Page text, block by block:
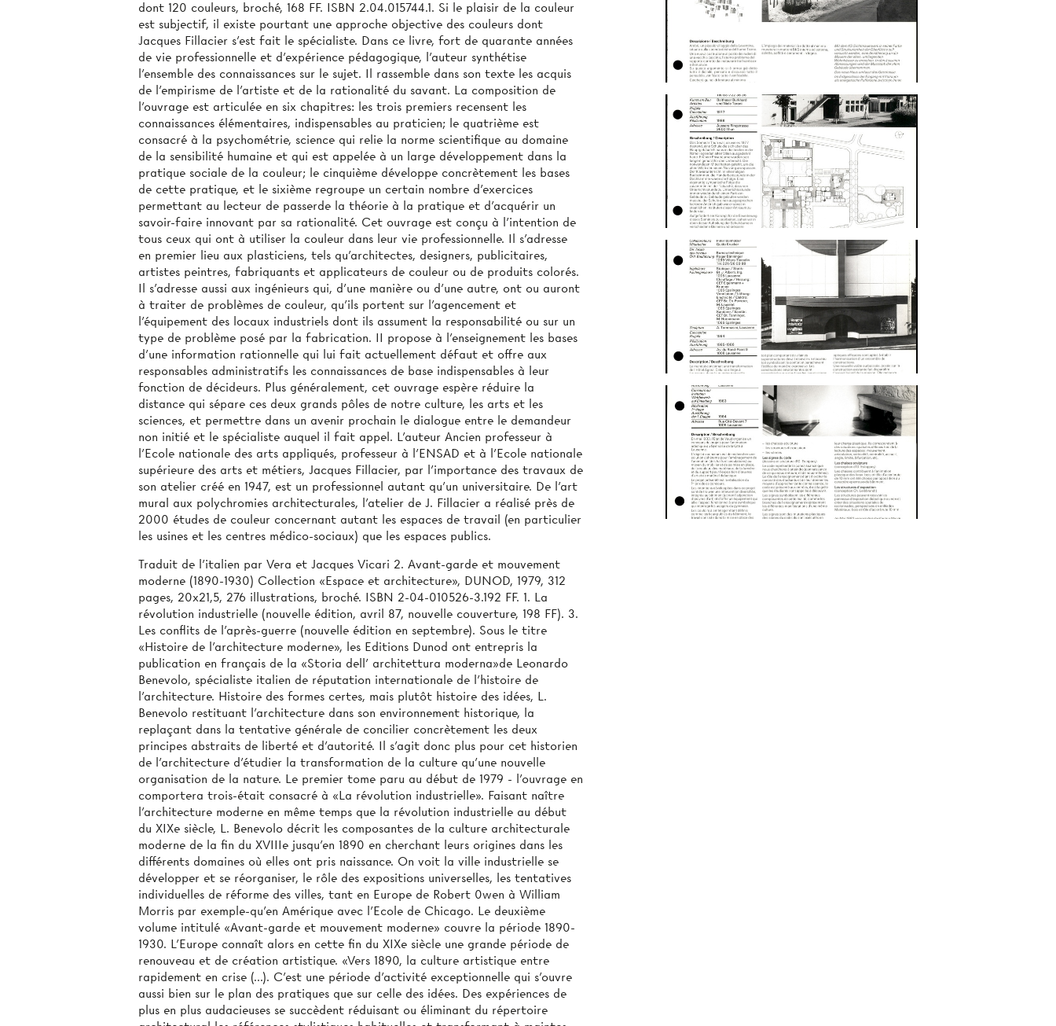
dont 120 couleurs, broché, 168 FF. ISBN 2.04.015744.1. Si le plaisir de la couleur
est subjectif, il existe pourtant une approche objective des couleurs dont
Jacques Fillacier s'est fait le spécialiste. Dans ce livre, fort de quarante années
de vie professionnelle et d’expérience pédagogique, l’auteur synthétise
l'ensemble des connaissances sur le sujet. Il rassemble dans son texte les acquis
de l’empirisme de l’artiste et de la rationalité du savant. La composition de
l’ouvrage est articulée en six chapitres: les trois premiers recensent les
connaissances élémentaires, indispensables au praticien; le quatrième est
consacré à la psychométrie, science qui relie la norme scientifique au domaine
de la sensibilité humaine et qui est appelée à un large développement dans la
pratique sociale de la couleur; le cinquième développe concrètement les bases
de cette pratique, et le sixième regroupe un certain nombre d'exercices
permettant au lecteur de passerde la théorie à la pratique et d'acquérir un
savoir-faire innovant par sa rationalité. Cet ouvrage est conçu à l’intention de
tous ceux qui ont à utiliser la couleur dans leur vie professionnelle. Il s'adresse
en premier lieu aux plasticiens, tels qu'architectes, designers, publicitaires,
artistes peintres, fabriquants et applicateurs de couleur ou de produits colorés.
Il s'adresse aussi aux ingénieurs qui, d'une manière ou d'une autre, ont ou auront
à traiter de problèmes de couleur, qu'ils portent sur l'agencement et
l’équipement des locaux industriels dont ils assument la responsabilité ou sur un
type de problème posé par la fabrication. II propose à l'enseignement les bases
d'une information rationnelle qui lui fait actuellement défaut et offre aux
responsables administratifs les connaissances de base indispensables à leur
fonction de décideurs. Plus généralement, cet ouvrage espère réduire la
distance qui sépare ces deux grands pôles de notre culture, les arts et les
sciences, et permettre dans un avenir prochain le dialogue entre le demandeur
non initié et le spécialiste auquel il fait appel. L'auteur Ancien professeur à
l'Ecole nationale des arts appliqués, professeur à l'ENSAD et à l'Ecole nationale
supérieure des arts et métiers, Jacques Fillacier, par l'importance des travaux de
son atelier créé en 1947, est un professionnel autant qu’un universitaire. De l’art
mural aux polychromies architecturales, l'atelier de J. Fillacier a réalisé près de
2000 études de couleur concernant autant les espaces de travail (en particulier
les usines et les centres médico-sociaux) que les espaces publics.
Traduit de l'italien par Vera et Jacques Vicari 2. Avant-garde et mouvement
moderne (1890-1930) Collection «Espace et architecture», DUNOD, 1979, 312
pages, 20x21,5, 276 illustrations, broché. ISBN 2-04-010526-3.192 FF. 1. La
révolution industrielle (nouvelle édition, avril 87, nouvelle couverture, 198 FF). 3.
Les conflits de l'après-guerre (nouvelle édition en septembre). Sous le titre
«Histoire de l'architecture moderne», les Editions Dunod ont entrepris la
publication en français de la «Storia dell' architettura moderna»de Leonardo
Benevolo, spécialiste italien de réputation internationale de l’histoire de
l'architecture. Histoire des formes certes, mais plutôt histoire des idées, L.
Benevolo restituant l’architecture dans son environnement historique, la
replaçant dans la tentative générale de concilier concrètement les deux
principes abstraits de liberté et d’autorité. Il s’agit donc plus pour cet historien
de l’architecture d'étudier la transformation de la culture qu'une nouvelle
organisation de la nature. Le premier tome paru au début de 1979 - l’ouvrage en
comportera trois-était consacré à «La révolution industrielle». Faisant naître
l’architecture moderne en même temps que la révolution industrielle au début
du XIXe siècle, L. Benevolo décrit les composantes de la culture architecturale
moderne de la fin du XVIIIe jusqu’en 1890 en cherchant leurs origines dans les
différents domaines où elles ont pris naissance. On voit la ville industrielle se
développer et se réorganiser, le rôle des expositions universelles, les tentatives
individuelles de réforme des villes, tant en Europe de Robert 0wen à William
Morris par exemple-qu’en Amérique avec l'Ecole de Chicago. Le deuxième
volume intitulé «Avant-garde et mouvement moderne» couvre la période 1890-
1930. L'Europe connaît alors en cette fin du XIXe siècle une grande période de
renouveau et de création artistique. «Vers 1890, la culture artistique entre
rapidement en crise (...). C'est une période d'activité exceptionnelle qui s’ouvre
aussi bien sur le plan des pratiques que sur celle des idées. Des expériences de
plus en plus audacieuses se succèdent réduisant ou éliminant du répertoire